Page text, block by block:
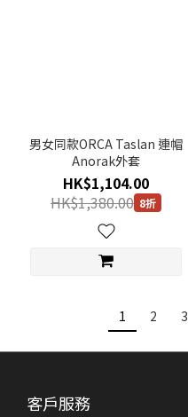
男女同款ORCA Taslan 連帽
Anorak外套
HK$1,104.00
HK$1,380.00 8折
1 2 3
客戶服務